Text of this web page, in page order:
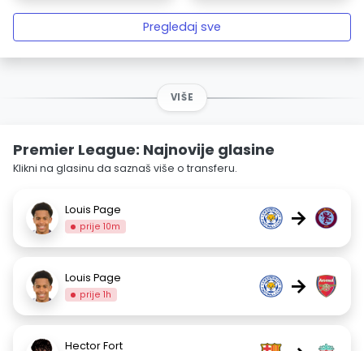
Pregledaj sve
VIŠE
Premier League: Najnovije glasine
Klikni na glasinu da saznaš više o transferu.
Louis Page
prije 10m →
Louis Page
prije 1h →
Hector Fort